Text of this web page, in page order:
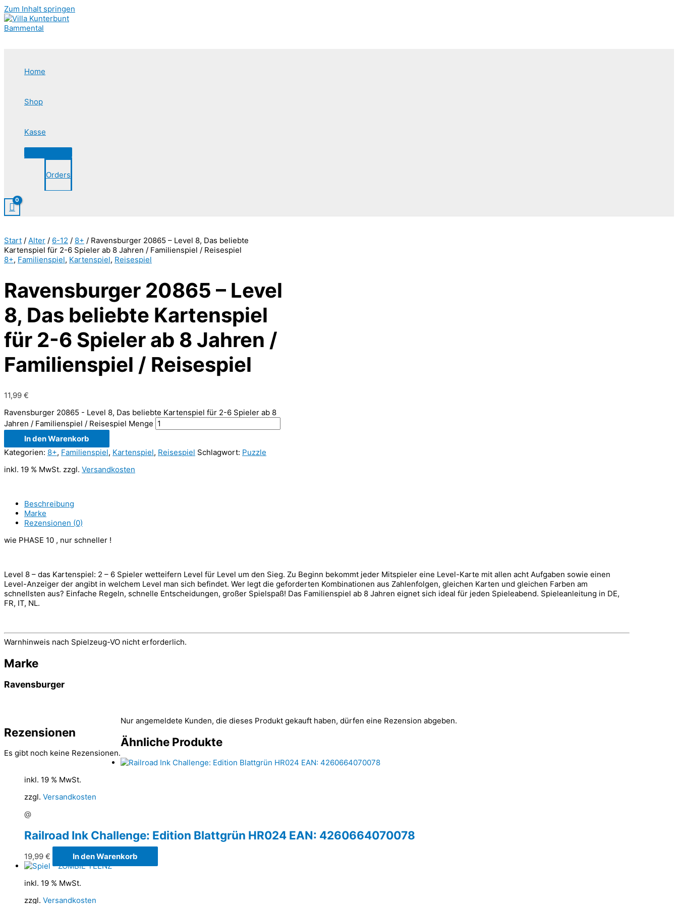
Zum Inhalt springen
Home
Shop
Kasse
Orders
Start / Alter / 6-12 / 8+ / Ravensburger 20865 – Level 8, Das beliebte
Kartenspiel für 2-6 Spieler ab 8 Jahren / Familienspiel / Reisespiel
8+, Familienspiel, Kartenspiel, Reisespiel
Ravensburger 20865 – Level
8, Das beliebte Kartenspiel
für 2-6 Spieler ab 8 Jahren /
Familienspiel / Reisespiel
11,99 €
Ravensburger 20865 - Level 8, Das beliebte Kartenspiel für 2-6 Spieler ab 8
Jahren / Familienspiel / Reisespiel Menge
In den Warenkorb
Kategorien: 8+, Familienspiel, Kartenspiel, Reisespiel Schlagwort: Puzzle
inkl. 19 % MwSt. zzgl. Versandkosten
Beschreibung
Marke
Rezensionen (0)
wie PHASE 10 , nur schneller !
Level 8 – das Kartenspiel: 2 – 6 Spieler wetteifern Level für Level um den Sieg. Zu Beginn bekommt jeder Mitspieler eine Level-Karte mit allen acht Aufgaben sowie einen
Level-Anzeiger der angibt in welchem Level man sich befindet. Wer legt die geforderten Kombinationen aus Zahlenfolgen, gleichen Karten und gleichen Farben am
schnellsten aus? Einfache Regeln, schnelle Entscheidungen, großer Spielspaß! Das Familienspiel ab 8 Jahren eignet sich ideal für jeden Spieleabend. Spieleanleitung in DE,
FR, IT, NL.
Warnhinweis nach Spielzeug-VO nicht erforderlich.
Marke
Ravensburger
Rezensionen
Es gibt noch keine Rezensionen.
Nur angemeldete Kunden, die dieses Produkt gekauft haben, dürfen eine Rezension abgeben.
Ähnliche Produkte
inkl. 19 % MwSt.
zzgl. Versandkosten
@
Railroad Ink Challenge: Edition Blattgrün HR024 EAN: 4260664070078
19,99 € In den Warenkorb
inkl. 19 % MwSt.
zzgl. Versandkosten